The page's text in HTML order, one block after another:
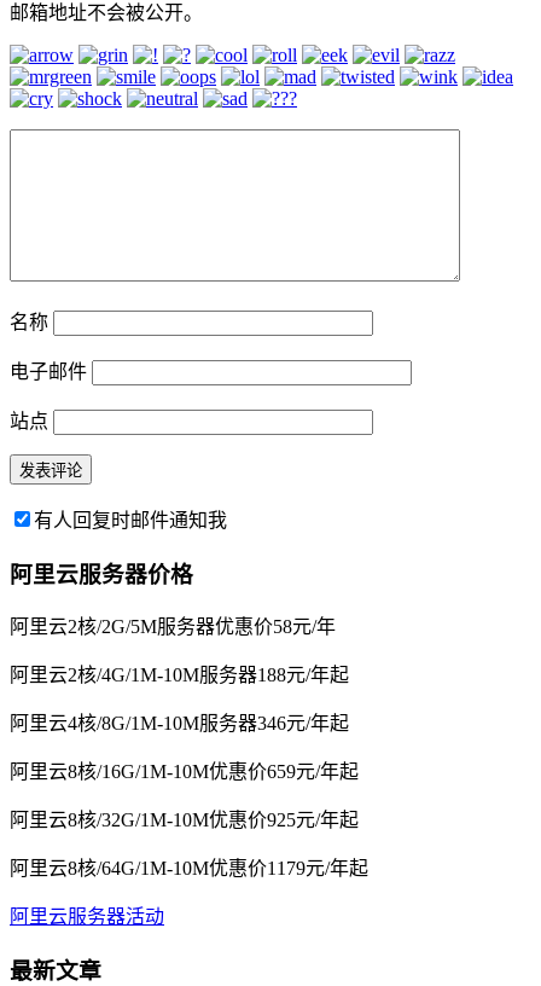
邮箱地址不会被公开。
名称
电子邮件
站点
有人回复时邮件通知我
阿里云服务器价格
阿里云2核/2G/5M服务器优惠价58元/年
阿里云2核/4G/1M-10M服务器188元/年起
阿里云4核/8G/1M-10M服务器346元/年起
阿里云8核/16G/1M-10M优惠价659元/年起
阿里云8核/32G/1M-10M优惠价925元/年起
阿里云8核/64G/1M-10M优惠价1179元/年起
阿里云服务器活动
最新文章